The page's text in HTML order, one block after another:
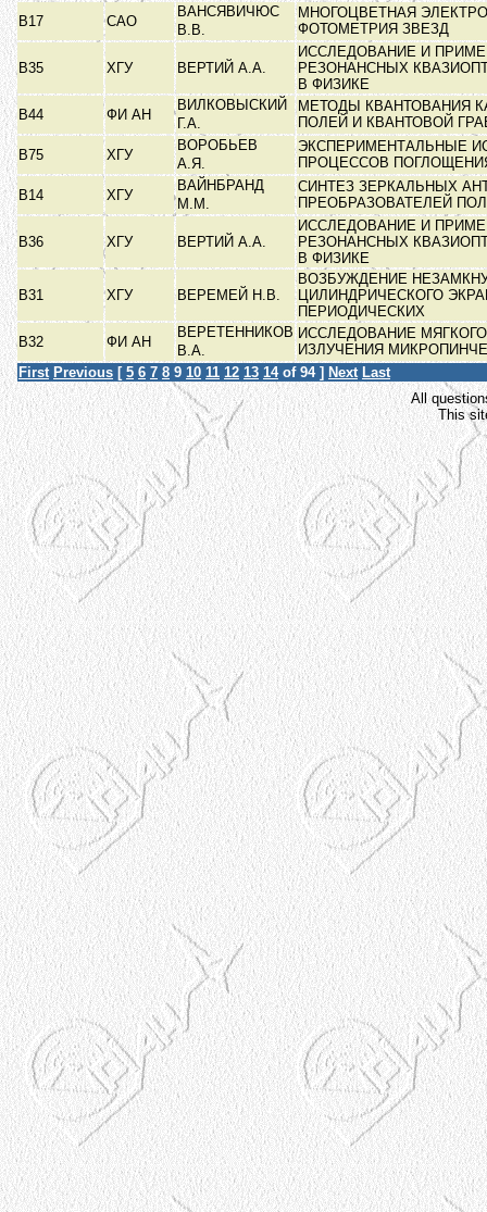
В17
САО
ВАНСЯВИЧЮС
В.В.
МНОГОЦВЕТНАЯ
ФОТОМЕТРИЯ ЗВЕЗД
В35 ХГУ ВЕРТИЙ А.А.
ИССЛЕДОВАНИЕ И
РЕЗОНАНСНЫХ
В ФИЗИКЕ
В44
ФИ АН
ВИЛКОВЫСКИЙ
Г.А.
МЕТОДЫ КВАНТОВАНИЯ
ПОЛЕЙ И КВАНТОВОЙ
В75
ХГУ
ВОРОБЬЕВ
А.Я.
ЭКСПЕРИМЕНТАЛЬНЫЕ
ПРОЦЕССОВ
В14
ХГУ
ВАЙНБРАНД
М.М.
СИНТЕЗ ЗЕРКАЛЬНЫХ
ПРЕОБРАЗОВАТЕЛЕЙ
В36 ХГУ ВЕРТИЙ А.А.
ИССЛЕДОВАНИЕ И
РЕЗОНАНСНЫХ
В ФИЗИКЕ
В31 ХГУ ВЕРЕМЕЙ Н.В.
ВОЗБУЖДЕНИЕ
ЦИЛИНДРИЧЕСКОГО
ПЕРИОДИЧЕСКИХ
В32
ФИ АН
ВЕРЕТЕННИКОВ
В.А.
ИССЛЕДОВАНИЕ
ИЗЛУЧЕНИЯ
First Previous [ 5 6 7 8 9 10 11 12 13 14of 94 ] Next Last
All
This